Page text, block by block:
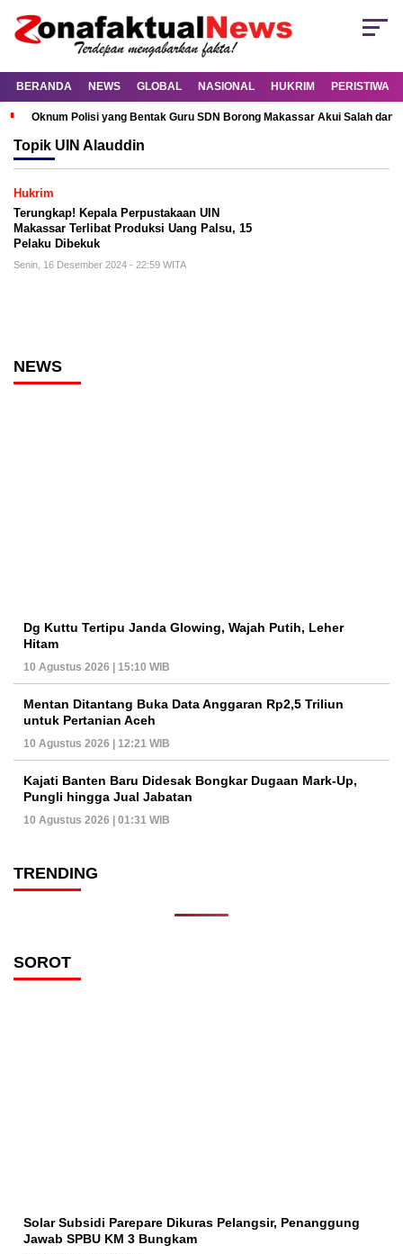
BERANDA NEWS GLOBAL NASIONAL HUKRIM PERISTIWA
Oknum Polisi yang Bentak Guru SDN Borong Makassar Akui Salah dan
Topik UIN Alauddin
Hukrim
Terungkap! Kepala Perpustakaan UIN
Makassar Terlibat Produksi Uang Palsu, 15
Pelaku Dibekuk
Senin, 16 Desember 2024 - 22:59 WITA
NEWS
Dg Kuttu Tertipu Janda Glowing, Wajah Putih, Leher
Hitam
10 Agustus 2026 | 15:10 WIB
Mentan Ditantang Buka Data Anggaran Rp2,5 Triliun
untuk Pertanian Aceh
10 Agustus 2026 | 12:21 WIB
Kajati Banten Baru Didesak Bongkar Dugaan Mark-Up,
Pungli hingga Jual Jabatan
10 Agustus 2026 | 01:31 WIB
TRENDING
SOROT
Solar Subsidi Parepare Dikuras Pelangsir, Penanggung
Jawab SPBU KM 3 Bungkam